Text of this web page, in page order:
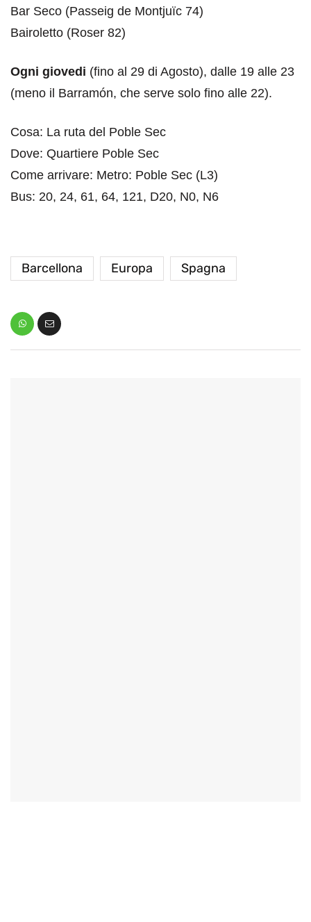
Bar Seco (Passeig de Montjuïc 74)
Bairoletto (Roser 82)
Ogni giovedi (fino al 29 di Agosto), dalle 19 alle 23
(meno il Barramón, che serve solo fino alle 22).
Cosa: La ruta del Poble Sec
Dove: Quartiere Poble Sec
Come arrivare: Metro: Poble Sec (L3)
Bus: 20, 24, 61, 64, 121, D20, N0, N6
Barcellona Europa Spagna